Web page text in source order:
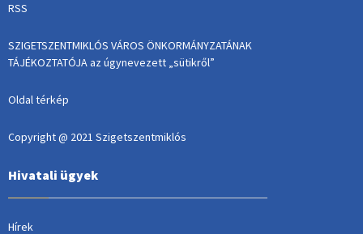
RSS
SZIGETSZENTMIKLÓS VÁROS ÖNKORMÁNYZATÁNAK
TÁJÉKOZTATÓJA az úgynevezett „sütikről”
Oldal térkép
Copyright @ 2021 Szigetszentmiklós
Hivatali ügyek
Hírek